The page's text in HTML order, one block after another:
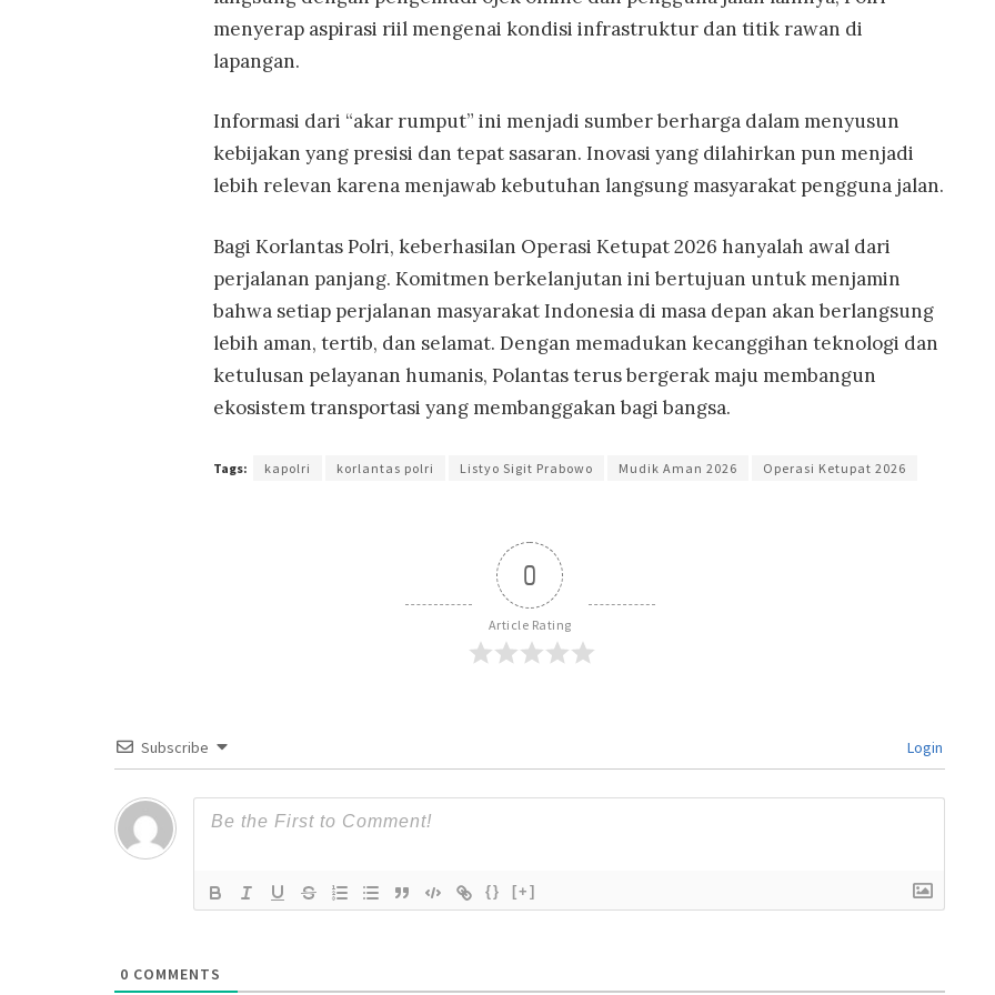
menyerap aspirasi riil mengenai kondisi infrastruktur dan titik rawan di
lapangan.
Informasi dari “akar rumput” ini menjadi sumber berharga dalam menyusun
kebijakan yang presisi dan tepat sasaran. Inovasi yang dilahirkan pun menjadi
lebih relevan karena menjawab kebutuhan langsung masyarakat pengguna jalan.
Bagi Korlantas Polri, keberhasilan Operasi Ketupat 2026 hanyalah awal dari
perjalanan panjang. Komitmen berkelanjutan ini bertujuan untuk menjamin
bahwa setiap perjalanan masyarakat Indonesia di masa depan akan berlangsung
lebih aman, tertib, dan selamat. Dengan memadukan kecanggihan teknologi dan
ketulusan pelayanan humanis, Polantas terus bergerak maju membangun
ekosistem transportasi yang membanggakan bagi bangsa.
Tags: kapolri korlantas polri Listyo Sigit Prabowo Mudik Aman 2026 Operasi Ketupat 2026
0
Article Rating
Subscribe Login
{} [+]
0 COMMENTS